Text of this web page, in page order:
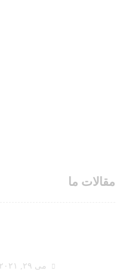
مقالات ما
می ۲۹, ۲۰۲۱